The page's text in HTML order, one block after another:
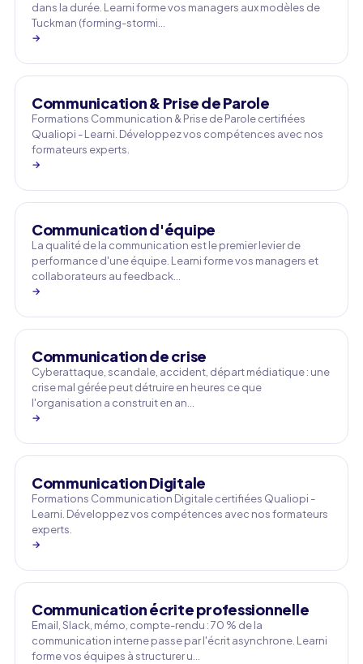
dans la durée. Learni forme vos managers aux modèles de
Tuckman (forming-stormi…
→
Communication & Prise de Parole
Formations Communication & Prise de Parole certifiées
Qualiopi - Learni. Développez vos compétences avec nos
formateurs experts.
→
Communication d'équipe
La qualité de la communication est le premier levier de
performance d'une équipe. Learni forme vos managers et
collaborateurs au feedback…
→
Communication de crise
Cyberattaque, scandale, accident, départ médiatique : une
crise mal gérée peut détruire en heures ce que
l'organisation a construit en an…
→
Communication Digitale
Formations Communication Digitale certifiées Qualiopi -
Learni. Développez vos compétences avec nos formateurs
experts.
→
Communication écrite professionnelle
Email, Slack, mémo, compte-rendu : 70 % de la
communication interne passe par l'écrit asynchrone. Learni
forme vos équipes à structurer u…